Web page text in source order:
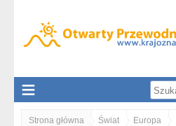
Strona główna Świat Europa